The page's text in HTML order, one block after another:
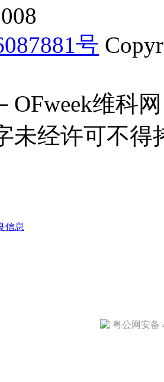
号
OFweek维科
未经许可不得
信息
粤公网安备